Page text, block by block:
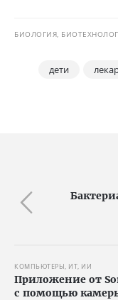
БИОЛОГИЯ,
дети
КОМПЬЮТЕРЫ, ИТ, ИИ
Приложение от
с помощью